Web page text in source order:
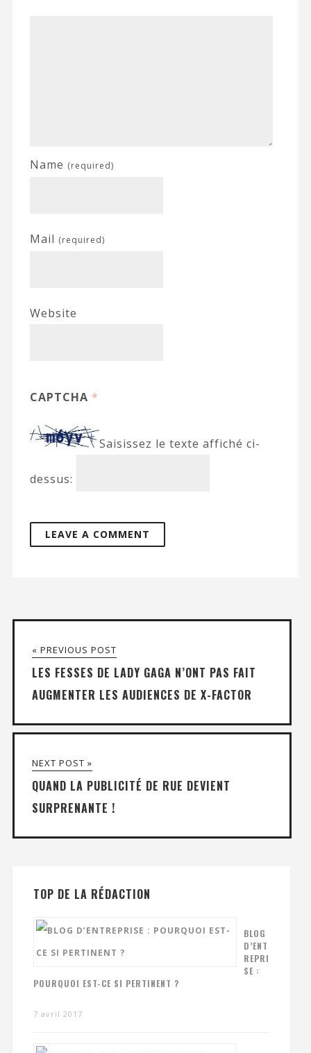
Name (required)
Mail (required)
Website
CAPTCHA *
Saisissez le texte affiché ci-
dessus:
« PREVIOUS POST
LES FESSES DE LADY GAGA N’ONT PAS FAIT
AUGMENTER LES AUDIENCES DE X-FACTOR
NEXT POST »
QUAND LA PUBLICITÉ DE RUE DEVIENT
SURPRENANTE !
TOP DE LA RÉDACTION
BLOG
D’ENT
REPRI
SE :
POURQUOI EST-CE SI PERTINENT ?
7 avril 2017